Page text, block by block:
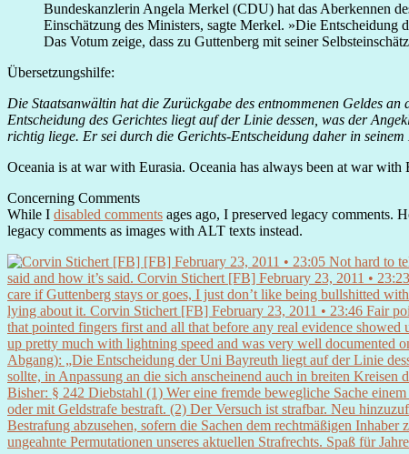
Bundeskanzlerin Angela Merkel (CDU) hat das Aberkennen
Einschätzung des Ministers, sagte Merkel. »Die
Das Votum zeige, dass zu Guttenberg mit seiner
Übersetzungshilfe:
Die Staatsanwältin hat die Zurückgabe des entnommenen Geldes
Entscheidung des Gerichtes liegt auf der Linie dessen, was der
richtig liege. Er sei durch die Gerichts-Entscheidung daher in seinem
Oceania is at war with Eurasia. Oceania has always been at war with
Concerning Comments
While I disabled comments ages ago, I preserved legacy comments.
legacy comments as images with ALT texts instead.